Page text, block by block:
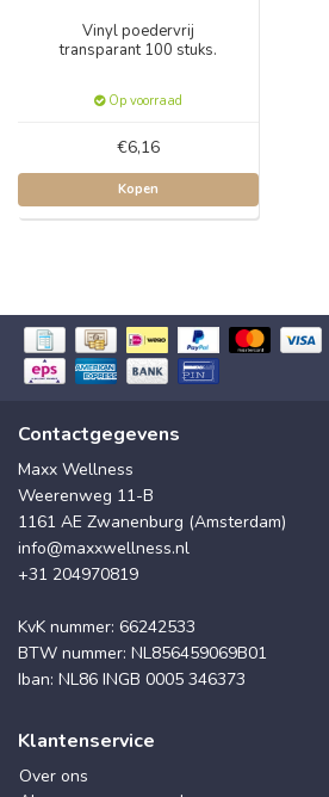
Vinyl poedervrij
transparant 100 stuks.
Op voorraad
€6,16
Kopen
Contactgegevens
Maxx Wellness
Weerenweg 11-B
1161 AE Zwanenburg (Amsterdam)
info@maxxwellness.nl
+31 204970819
KvK nummer: 66242533
BTW nummer: NL856459069B01
Iban: NL86 INGB 0005 346373
Klantenservice
Over ons